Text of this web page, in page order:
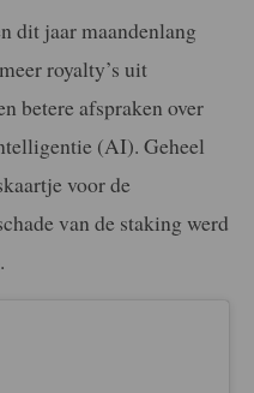
dit jaar maandenlang
royalty’s uit
betere afspraken over
(AI). Geheel
voor de
van de staking werd